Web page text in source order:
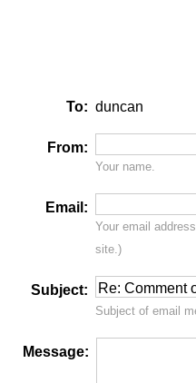
To: duncan
From:
Your name.
Email:
Your email
site.)
Subject:
Subject of email
Message: